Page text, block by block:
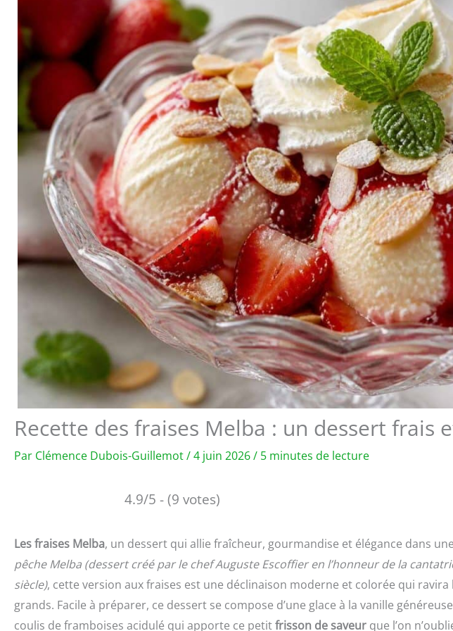
Recette des fraises Melba : un dessert frais
Par Clémence Dubois-Guillemot/4 juin 2026/ 5 minutes de lecture
4.9/5 - (9 votes)
Les fraises Melba, un dessert qui allie fraîcheur, gourmandise et élégance dans
pêche Melba (dessert créé par le chef Auguste Escoffier en l’honneur de la
siècle), cette version aux fraises est une déclinaison moderne et colorée qui
grands. Facile à préparer, ce dessert se compose d’une glace à la vanille
coulis de framboises acidulé qui apporte ce petitfrisson de saveur que l’on